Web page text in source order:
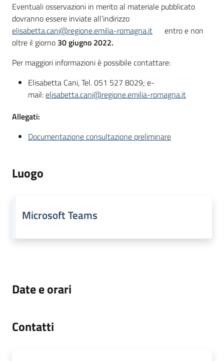
Eventuali osservazioni in merito al materiale pubblicato
dovranno essere inviate all’indirizzo
elisabetta.cani@regione.emilia-romagna.it
entro e non
oltre il giorno 30 giugno 2022.
Per maggiori informazioni è possibile contattare:
Elisabetta Cani, Tel. 051 527 8029; e-
mail:elisabetta.cani@regione.emilia-romagna.it
Allegati:
Documentazione consultazione preliminare
Luogo
Microsoft Teams
Date e orari
Contatti